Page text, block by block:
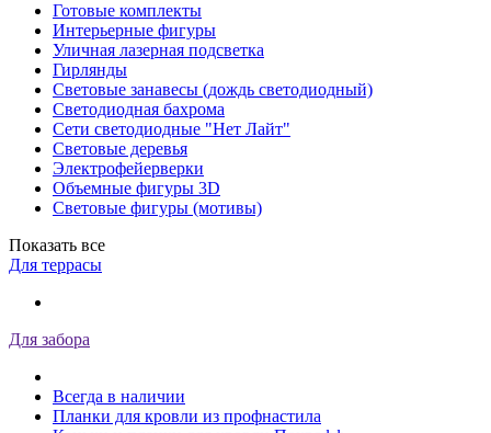
Готовые комплекты
Интерьерные фигуры
Уличная лазерная подсветка
Гирлянды
Световые занавесы (дождь светодиодный)
Светодиодная бахрома
Сети светодиодные "Нет Лайт"
Световые деревья
Электрофейерверки
Объемные фигуры 3D
Световые фигуры (мотивы)
Показать все
Для террасы
Для забора
Всегда в наличии
Планки для кровли из профнастила